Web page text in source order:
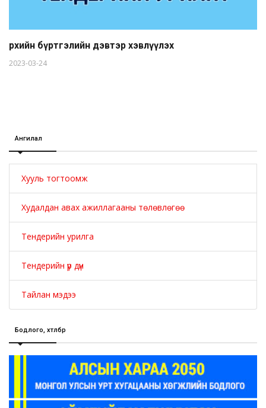
Өрхийн бүртгэлийн дэвтэр хэвлүүлэх
2023-03-24
Ангилал
Хууль тогтоомж
Худалдан авах ажиллагааны төлөвлөгөө
Тендерийн урилга
Тендерийн үр дүн
Тайлан мэдээ
Бодлого, хөтөлбөр